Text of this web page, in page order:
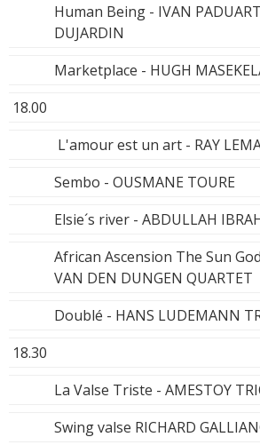
Human Being - IVAN
DUJARDIN
Marketplace - HUGH
18.00
L'amour est un art - RAY
Sembo - OUSMANE TOURE
Elsie´s river - ABDULLAH
African Ascension The Sun
VAN DEN DUNGEN QUARTET
Doublé - HANS LUDEMANN
18.30
La Valse Triste - AMESTOY
Swing valse RICHARD